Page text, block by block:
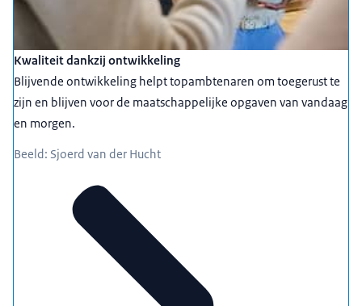
Kwaliteit dankzij ontwikkeling
Blijvende ontwikkeling helpt topambtenaren om toegerust te
zijn en blijven voor de maatschappelijke opgaven van vandaag
en morgen.
Beeld: Sjoerd van der Hucht